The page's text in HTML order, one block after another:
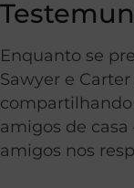
Enquanto se
Sawyer e
amigos de
amigos nos